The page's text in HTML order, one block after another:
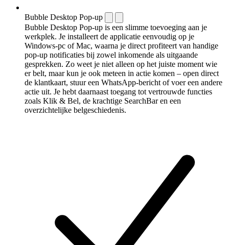
Bubble Desktop Pop-up
Bubble Desktop Pop-up is een slimme toevoeging aan je
werkplek. Je installeert de applicatie eenvoudig op je
Windows-pc of Mac, waarna je direct profiteert van handige
pop-up notificaties bij zowel inkomende als uitgaande
gesprekken. Zo weet je niet alleen op het juiste moment wie
er belt, maar kun je ook meteen in actie komen – open direct
de klantkaart, stuur een WhatsApp-bericht of voer een andere
actie uit. Je hebt daarnaast toegang tot vertrouwde functies
zoals Klik & Bel, de krachtige SearchBar en een
overzichtelijke belgeschiedenis.